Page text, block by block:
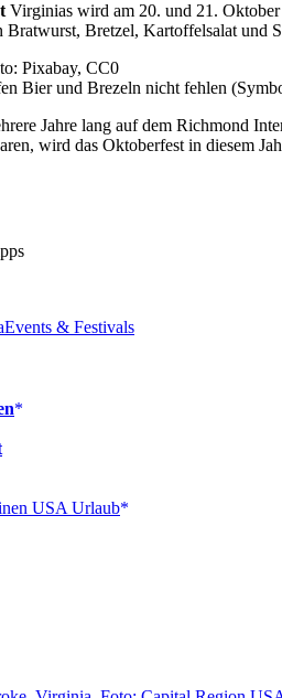
Virginias wird am 20. und 21.
Bretzel, Kartoffelsalat und
Bier und Brezeln nicht fehlen
Jahre lang auf dem Richmond
wird das Oktoberfest in diesem
Events & Festivals